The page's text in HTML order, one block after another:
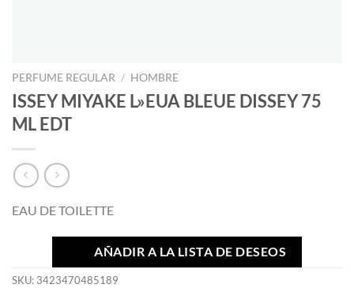
PERFUME REGULAR / HOMBRE
ISSEY MIYAKE L»EUA BLEUE DISSEY 75
ML EDT
EAU DE TOILETTE
AÑADIR A LA LISTA DE DESEOS
SKU: 3423470485189